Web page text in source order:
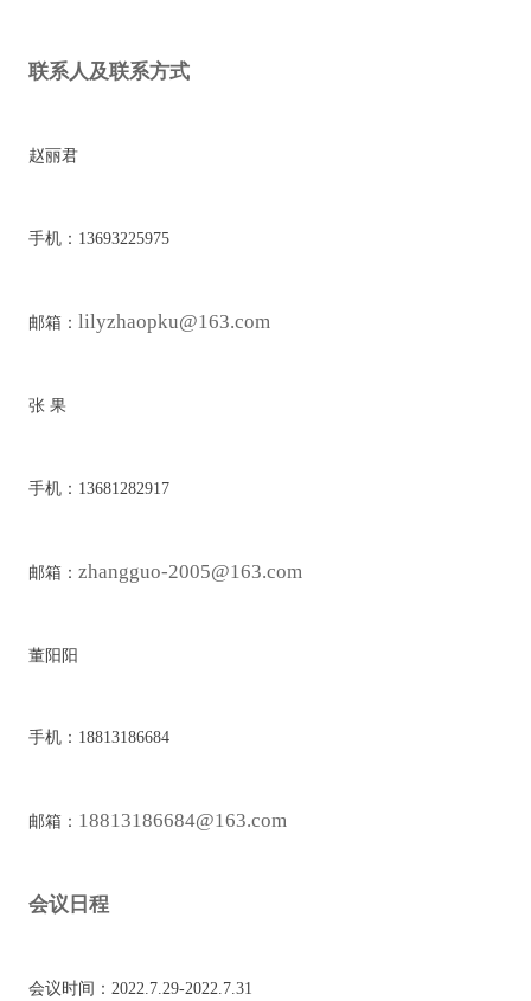
联系人及联系方式
赵丽君
手机：13693225975
邮箱： lilyzhaopku@163.com
张 果
手机：13681282917
邮箱： zhangguo-2005@163.com
董阳阳
手机：18813186684
邮箱： 18813186684@163.com
会议日程
会议时间：2022.7.29-2022.7.31